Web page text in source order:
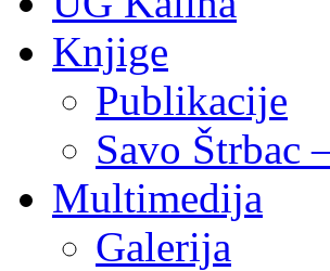
Knjige
Publikacije
Savo Štrbac
Multimedija
Galerija